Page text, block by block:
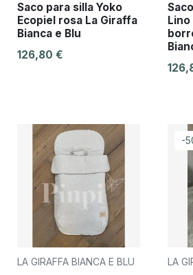
Saco para silla Yoko
Ecopiel rosa La Giraffa
Bianca e Blu
126,80 €
LA GIRAFFA BIANCA E BLU
-
LA